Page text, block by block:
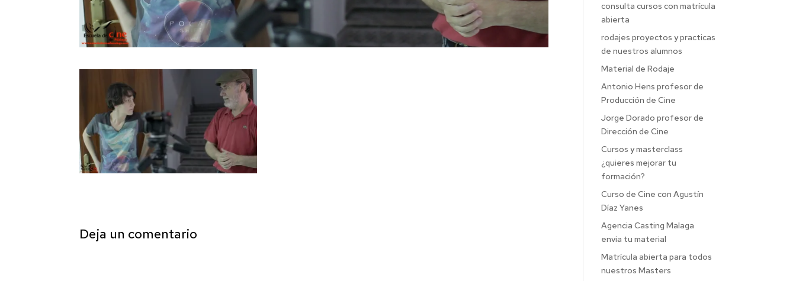
Deja un comentario
consulta cursos con matrícula
abierta
rodajes proyectos y practicas
de nuestros alumnos
Material de Rodaje
Antonio Hens profesor de
Producción de Cine
Jorge Dorado profesor de
Dirección de Cine
Cursos y masterclass
¿quieres mejorar tu
formación?
Curso de Cine con Agustín
Díaz Yanes
Agencia Casting Malaga
envia tu material
Matrícula abierta para todos
nuestros Masters